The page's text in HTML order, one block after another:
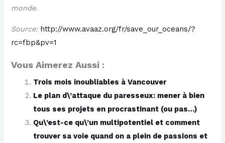
monde.
Source: http://www.avaaz.org/fr/save_our_oceans/?
rc=fbp&pv=1
Vous Aimerez Aussi :
Trois mois inoubliables à Vancouver
Le plan d\’attaque du paresseux: mener à bien
tous ses projets en procrastinant (ou pas…)
Qu\’est-ce qu\’un multipotentiel et comment
trouver sa voie quand on a plein de passions et